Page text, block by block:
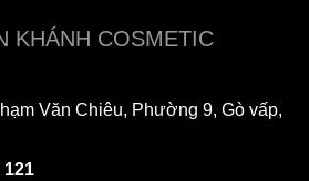
KHÁNH COSMETIC
Văn Chiêu, Phường 9, Gò vấp,
121